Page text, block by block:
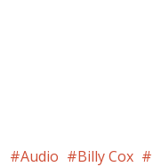
Audio Billy Cox